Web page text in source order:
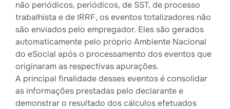
não periódicos, periódicos, de SST, de processo
trabalhista e de IRRF, os eventos totalizadores não
são enviados pelo empregador. Eles são gerados
automaticamente pelo próprio Ambiente Nacional
do eSocial após o processamento dos eventos que
originaram as respectivas apurações.
A principal finalidade desses eventos é consolidar
as informações prestadas pelo declarante e
demonstrar o resultado dos cálculos efetuados